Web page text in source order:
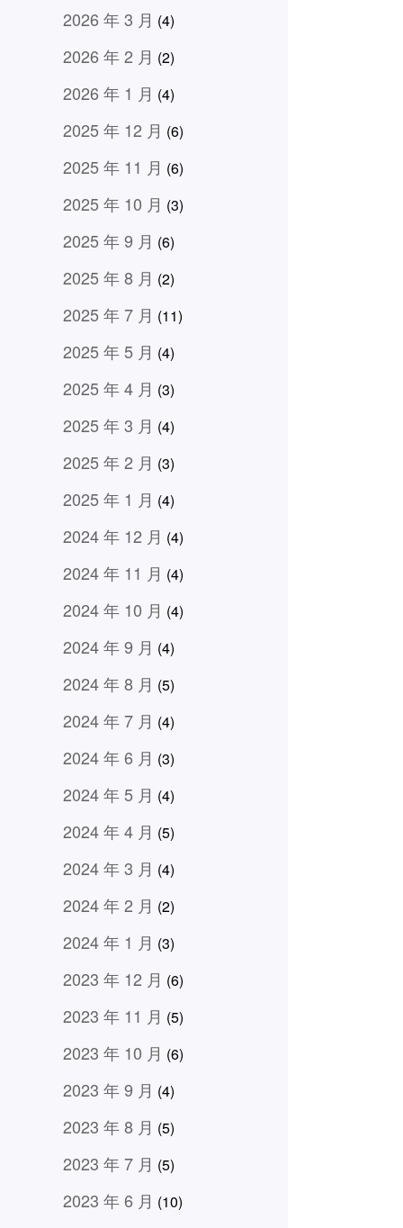
2026 年 3 月 (4)
2026 年 2 月 (2)
2026 年 1 月 (4)
2025 年 12 月 (6)
2025 年 11 月 (6)
2025 年 10 月 (3)
2025 年 9 月 (6)
2025 年 8 月 (2)
2025 年 7 月 (11)
2025 年 5 月 (4)
2025 年 4 月 (3)
2025 年 3 月 (4)
2025 年 2 月 (3)
2025 年 1 月 (4)
2024 年 12 月 (4)
2024 年 11 月 (4)
2024 年 10 月 (4)
2024 年 9 月 (4)
2024 年 8 月 (5)
2024 年 7 月 (4)
2024 年 6 月 (3)
2024 年 5 月 (4)
2024 年 4 月 (5)
2024 年 3 月 (4)
2024 年 2 月 (2)
2024 年 1 月 (3)
2023 年 12 月 (6)
2023 年 11 月 (5)
2023 年 10 月 (6)
2023 年 9 月 (4)
2023 年 8 月 (5)
2023 年 7 月 (5)
2023 年 6 月 (10)